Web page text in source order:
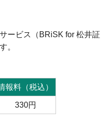
ービス（BRiSK for 松井証
。
報料（税込）
330円